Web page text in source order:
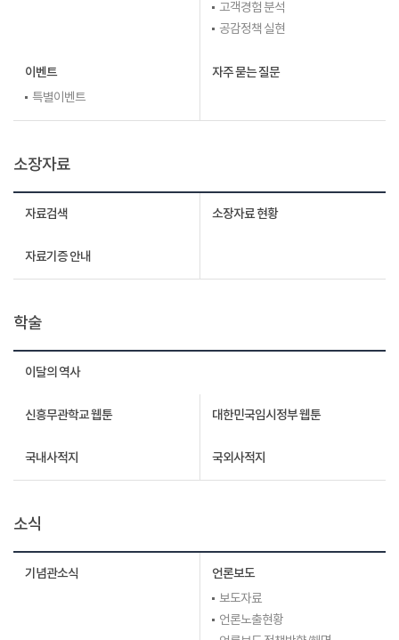
고객경험 분석
공감정책 실현
이벤트
특별이벤트
자주 묻는 질문
소장자료
자료검색 소장자료 현황
자료기증 안내
학술
이달의 역사
신흥무관학교 웹툰 대한민국임시정부 웹툰
국내사적지 국외사적지
소식
기념관소식 언론보도
보도자료
언론노출현황